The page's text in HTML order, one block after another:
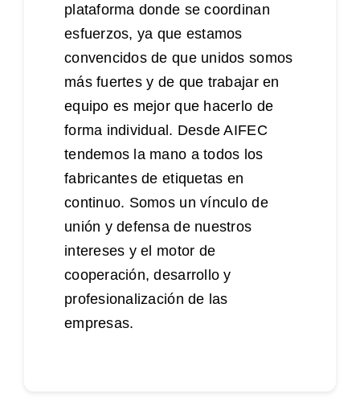
plataforma donde se coordinan
esfuerzos, ya que estamos
convencidos de que unidos somos
más fuertes y de que trabajar en
equipo es mejor que hacerlo de
forma individual. Desde AIFEC
tendemos la mano a todos los
fabricantes de etiquetas en
continuo. Somos un vínculo de
unión y defensa de nuestros
intereses y el motor de
cooperación, desarrollo y
profesionalización de las
empresas.